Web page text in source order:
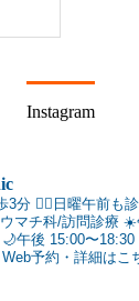
Instagram
3分 🚶‍♂️日曜午前も
マチ科/訪問診療 ☀️
🌙午後 15:00〜
Web予約・詳細はこ